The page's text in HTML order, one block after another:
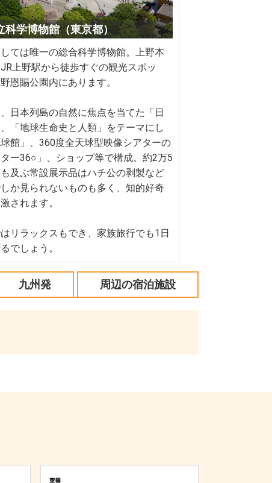
科学博物館（東京都）
ては唯一の総合科学博物館。上野本
上野駅から徒歩すぐの観光スポッ
恩賜公園内にあります。
日本列島の自然に焦点を当てた「日
「地球生命史と人類」をテーマにし
館」、360度全天球型映像シアターの
ター36○」、ショップ等で構成。約2万5
及ぶ常設展示品はハチ公の剥製など
か見られないものも多く、知的好奇
されます。
リラックスもでき、家族旅行でも1日
でしょう。
九州発 周辺の宿泊施設